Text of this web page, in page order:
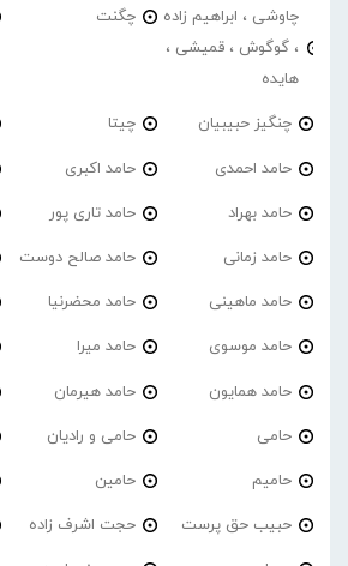
چاوشی ، ابراهیم زاده
، گوگوش ، قمیشی ،
هایده
چگنت
چنگیز حبیبیان چیتا
حامد احمدی حامد اکبری
حامد بهراد حامد تاری پور
حامد زمانی حامد صالح دوست
حامد ماهینی حامد محضرنیا
حامد موسوی حامد میرا
حامد همایون حامد هیرمان
حامی حامی و رادیان
حامیم حامین
حبیب حق پرست حجت اشرف زاده